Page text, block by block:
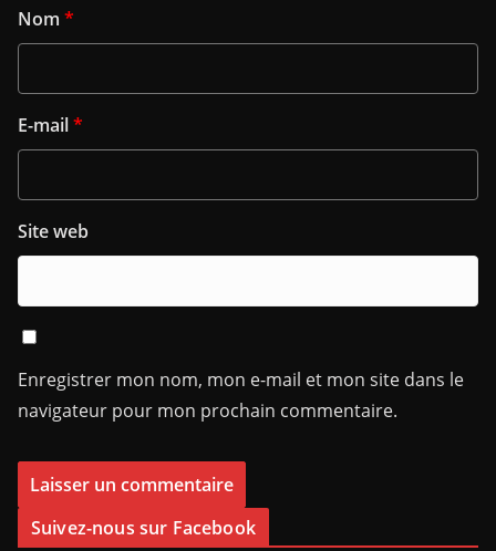
Nom *
E-mail*
Site web
Enregistrer mon nom, mon e-mail et mon site dans le
navigateur pour mon prochain commentaire.
Suivez-nous sur Facebook